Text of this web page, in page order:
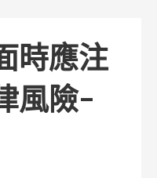
時應注
風險-